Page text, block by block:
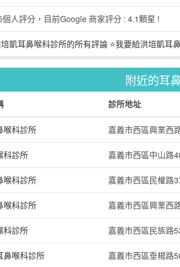
個人評分，目前Google 商家評分 : 4.1顆星 !
培凱耳鼻喉科診所的所有評論 ⭐我要給洪培凱耳
附近的耳
診所地址
喉科診所 嘉義市西區興業西
科診所 嘉義市西區中山路
喉科診所 嘉義市西區民權路
喉科診所 嘉義市西區興業西
科診所 嘉義市西區民族路
鼻喉科診所 嘉義市西區垂楊路